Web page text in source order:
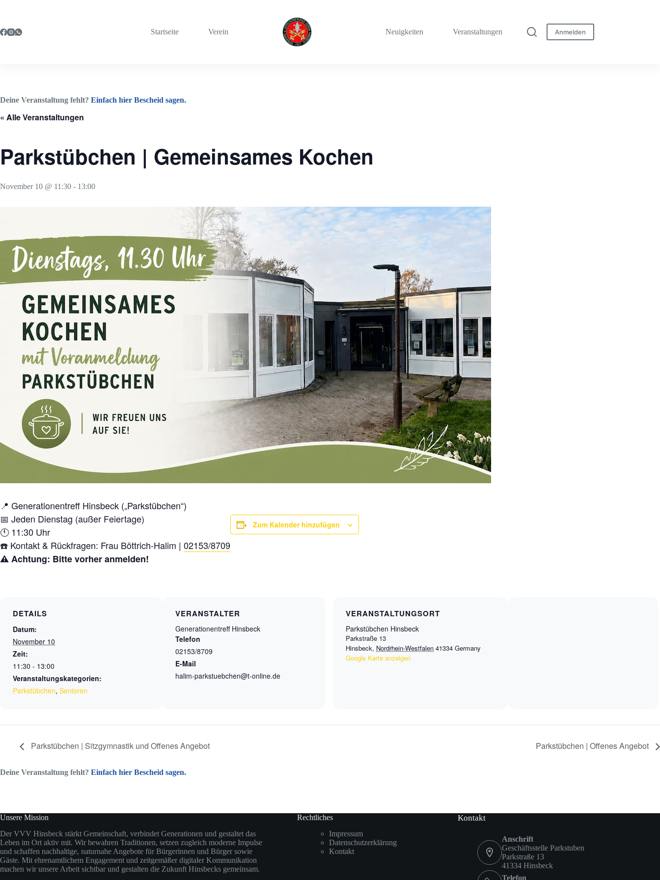
Startseite
Verein Neuigkeiten Veranstaltungen Anmelden
Deine Veranstaltung fehlt? Einfach hier Bescheid sagen.
« Alle Veranstaltungen
Parkstübchen | Gemeinsames Kochen
November 10 @ 11:30 - 13:00
📍 Generationentreff Hinsbeck („Parkstübchen“)
📅 Jeden Dienstag (außer Feiertage)
🕚 11:30 Uhr
☎️ Kontakt & Rückfragen: Frau Böttrich-Halim | 02153/8709
⚠️ Achtung: Bitte vorher anmelden!
Zum Kalender hinzufügen
DETAILS
Datum:
November 10
Zeit:
11:30 - 13:00
Veranstaltungskategorien:
Parkstübchen, Senioren
VERANSTALTER
Generationentreff Hinsbeck
Telefon
02153/8709
E-Mail
halim-parkstuebchen@t-online.de
VERANSTALTUNGSORT
Parkstübchen Hinsbeck
Parkstraße 13
Hinsbeck, Nordrhein-Westfalen 41334 Germany
Google Karte anzeigen
Parkstübchen | Sitzgymnastik und Offenes Angebot Parkstübchen | Offenes Angebot
Deine Veranstaltung fehlt? Einfach hier Bescheid sagen.
Unsere Mission
Der VVV Hinsbeck stärkt Gemeinschaft, verbindet Generationen und gestaltet das
Leben im Ort aktiv mit. Wir bewahren Traditionen, setzen zugleich moderne Impulse
und schaffen nachhaltige, naturnahe Angebote für Bürgerinnen und Bürger sowie
Gäste. Mit ehrenamtlichem Engagement und zeitgemäßer digitaler Kommunikation
machen wir unsere Arbeit sichtbar und gestalten die Zukunft Hinsbecks gemeinsam.
Rechtliches
Impressum
Datenschutzerklärung
Kontakt
Kontakt
Anschrift
Geschäftsstelle Parkstuben
Parkstraße 13
41334 Hinsbeck
Telefon